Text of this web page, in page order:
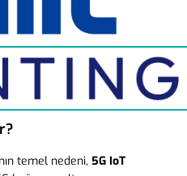
temel nedeni, 5G IoT